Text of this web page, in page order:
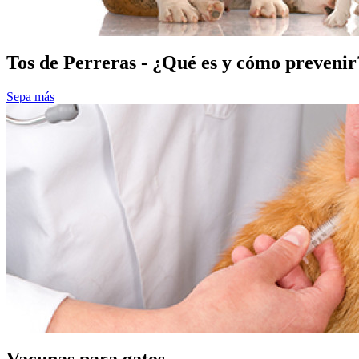
Tos de Perreras - ¿Qué es y cómo
Sepa más